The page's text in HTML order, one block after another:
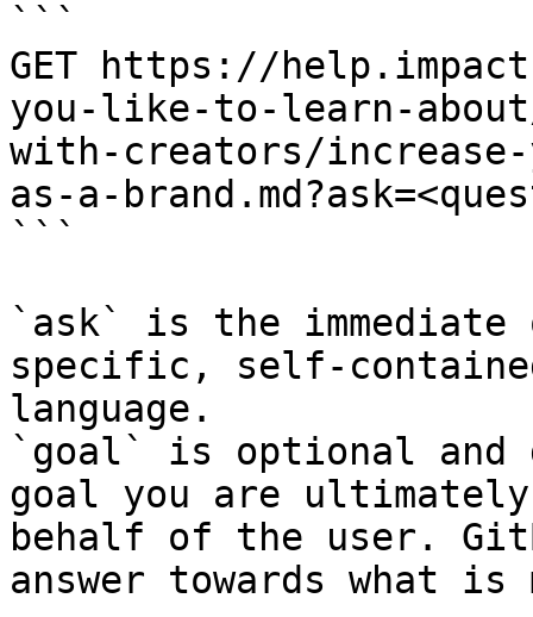
```
GET https://
you-like-to-learn-
with-creators/increase-
as-a-
```
`ask` is the
specific, self-
language.
`goal` is optional and
goal you are
behalf of the user.
answer towards what